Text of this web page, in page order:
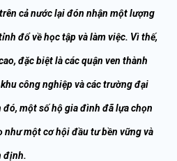
cả nước lại đón nhận một lượng
đổ về học tập và làm việc. Vì thế,
đặc biệt là các quận ven thành
công nghiệp và các trường đại
một số hộ gia đình đã lựa chọn
một cơ hội đầu tư bền vững và
định.